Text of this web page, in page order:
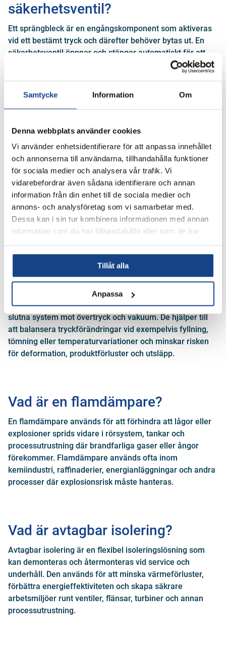
Samtycke Information Om
Denna webbplats använder cookies
Vi använder enhetsidentifierare för att anpassa innehållet
och annonserna till användarna, tillhandahålla funktioner
för sociala medier och analysera vår trafik. Vi
vidarebefordrar även sådana identifierare och annan
information från din enhet till de sociala medier och
annons- och analysföretag som vi samarbetar med.
Dessa kan i sin tur kombinera informationen med annan
information som du har tillhandahållit eller som de har
Tillåt alla
Anpassa
säkerhetsventil?
Ett sprängbleck är en engångskomponent som aktiveras
vid ett bestämt tryck och därefter behöver bytas ut. En
säkerhetsventil öppnar och stänger automatiskt för att
avlasta övertryck och kan användas upprepade gånger. I
utrustningen.
Hur fungerar en säkerhetsventil?
En säkerhetsventil skyddar trycksatta system genom att
automatiskt öppna när trycket överstiger ett förinställt
värde. När trycket återgår till normal nivå stänger ventilen
igen, vilket bidrar till säker drift och skydd mot övertryck i
industriella processer.
tryck-/vakuumventiler till?
Tryck-/vakuumventiler används för att skydda tankar och
slutna system mot övertryck och vakuum. De hjälper till
att balansera tryckförändringar vid exempelvis fyllning,
tömning eller temperaturvariationer och minskar risken
för deformation, produktförluster och utsläpp.
Vad är en flamdämpare?
En flamdämpare används för att förhindra att lågor eller
explosioner sprids vidare i rörsystem, tankar och
processutrustning där brandfarliga gaser eller ångor
förekommer. Flamdämpare används ofta inom
kemiindustri, raffinaderier, energianläggningar och andra
processer där explosionsrisk måste hanteras.
Vad är avtagbar isolering?
Avtagbar isolering är en flexibel isoleringslösning som
kan demonteras och återmonteras vid service och
underhåll. Den används för att minska värmeförluster,
förbättra energieffektiviteten och skapa säkrare
arbetsmiljöer runt ventiler, flänsar, turbiner och annan
processutrustning.